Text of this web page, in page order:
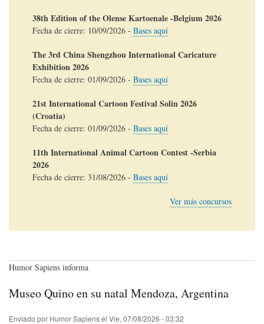
38th Edition of the Olense Kartoenale -Belgium 2026
Fecha de cierre: 10/09/2026 - Bases aquí
The 3rd China Shengzhou International Caricature
Exhibition 2026
Fecha de cierre: 01/09/2026 - Bases aquí
21st International Cartoon Festival Solin 2026
(Croatia)
Fecha de cierre: 01/09/2026 - Bases aquí
11th International Animal Cartoon Contest -Serbia
2026
Fecha de cierre: 31/08/2026 - Bases aquí
Ver más concursos
Humor Sapiens informa
Museo Quino en su natal Mendoza, Argentina
Enviado por Humor Sapiensel Vie, 07/08/2026 - 03:32